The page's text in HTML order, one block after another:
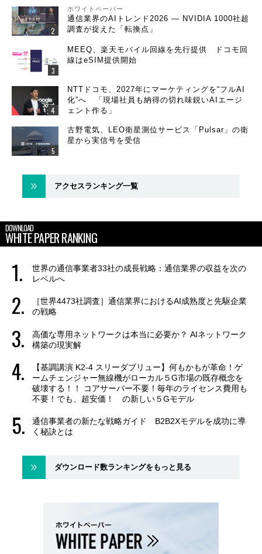
ホワイトペーパー
通信業界のAIトレンド2026 ― NVIDIA 1000社超
調査が捉えた「転換点」
MEEQ、楽天モバイル回線を先行提供 ドコモ回
線はeSIM提供開始
NTTドコモ、2027年にマーケティングを“フルAI
化”へ 「現場社員も納得の切れ味鋭いAIエージ
ェント作る」
古野電気、LEO衛星測位サービス「Pulsar」の衛
星から実信号を受信
アクセスランキング一覧
DOWNLOAD
WHITE PAPER RANKING
世界の通信事業者33社の成長戦略：通信業界の収益を次の
レベルへ
［世界4473社調査］通信業界におけるAI成熟度と先駆企業
の戦略
高価な専用ネットワークは本当に必要か？ AIネットワーク
構築の現実解
【基調講演 K2-4 スリーダブリュー】何もかもが革命！ゲ
ームチェンジャー無線機がローカル５G市場の既存概念を
破壊する！！ コアサーバー不要！毎年のライセンス費用も
不要！でも、超安価！ の新しい５Gモデル
通信事業者の新たな戦略ガイド B2B2Xモデルを成功に導
く秘訣とは
ダウンロード数ランキングをもっと見る